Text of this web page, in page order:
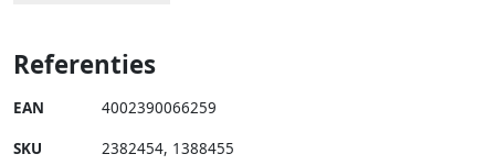
Referenties
EAN 4002390066259
SKU 2382454, 1388455